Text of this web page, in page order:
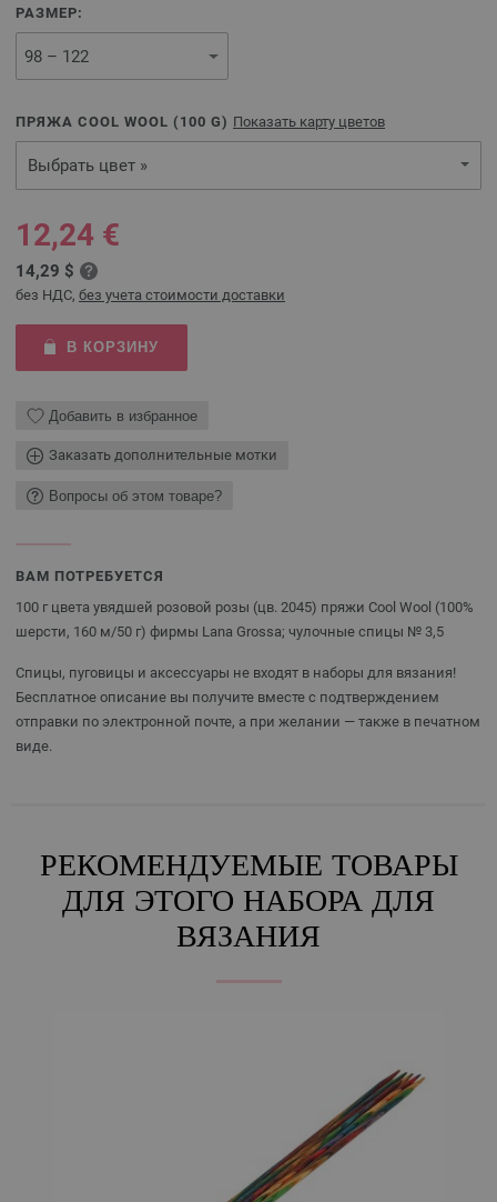
РАЗМЕР:
ПРЯЖА COOL WOOL ( 100 G) Показать карту цветов
Выбрать цвет »
12,24 €
14,29 $
без НДС, без учета стоимости доставки
В КОРЗИНУ
Добавить в избранное
Заказать дополнительные мотки
Вопросы об этом товаре?
ВАМ ПОТРЕБУЕТСЯ
100 г цвета увядшей розовой розы (цв. 2045) пряжи Cool Wool (100%
шерсти, 160 м/50 г) фирмы Lana Grossa; чулочные спицы № 3,5
Спицы, пуговицы и аксессуары не входят в наборы для вязания!
Бесплатное описание вы получите вместе с подтверждением
отправки по электронной почте, а при желании — также в печатном
виде.
РЕКОМЕНДУЕМЫЕ ТОВАРЫ
ДЛЯ ЭТОГО НАБОРА ДЛЯ
ВЯЗАНИЯ